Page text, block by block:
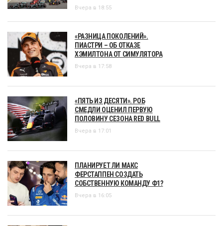
Вчера в 18:55
«РАЗНИЦА ПОКОЛЕНИЙ».
ПИАСТРИ – ОБ ОТКАЗЕ
ХЭМИЛТОНА ОТ СИМУЛЯТОРА
Вчера в 17:58
«ПЯТЬ ИЗ ДЕСЯТИ». РОБ
СМЕДЛИ ОЦЕНИЛ ПЕРВУЮ
ПОЛОВИНУ СЕЗОНА RED BULL
Вчера в 17:01
ПЛАНИРУЕТ ЛИ МАКС
ФЕРСТАППЕН СОЗДАТЬ
СОБСТВЕННУЮ КОМАНДУ Ф1?
Вчера в 16:05